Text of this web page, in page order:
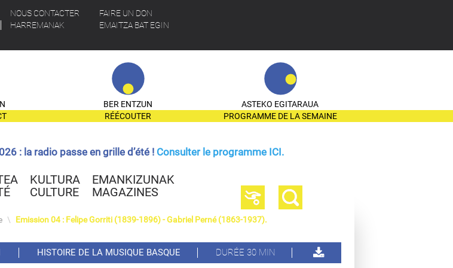
NOUS CONTACTER
HARREMANAK
FAIRE UN DON
EMAITZA BAT EGIN
BER ENTZUN
RÉÉCOUTER
ASTEKO EGITARAUA
PROGRAMME DE LA SEMAINE
: la radio passe en grille d’été ! Consulter le programme ICI.
KULTURA
CULTURE
EMANKIZUNAK
MAGAZINES
\ Emission 04 : Felipe Gorriti (1839-1896) - Gabriel Perné (1863-1937).
HISTOIRE DE LA MUSIQUE BASQUE DURÉE 30 MIN